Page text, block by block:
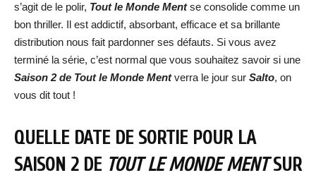
s’agit de le polir, Tout le Monde Mentse consolide comme un
bon thriller. Il est addictif, absorbant, efficace et sa brillante
distribution nous fait pardonner ses défauts. Si vous avez
terminé la série, c’est normal que vous souhaitez savoir si une
Saison 2 de Tout le Monde Mentverra le jour sur Salto, on
vous dit tout !
QUELLE DATE DE SORTIE POUR LA
SAISON 2 DE TOUT LE MONDE MENTSUR